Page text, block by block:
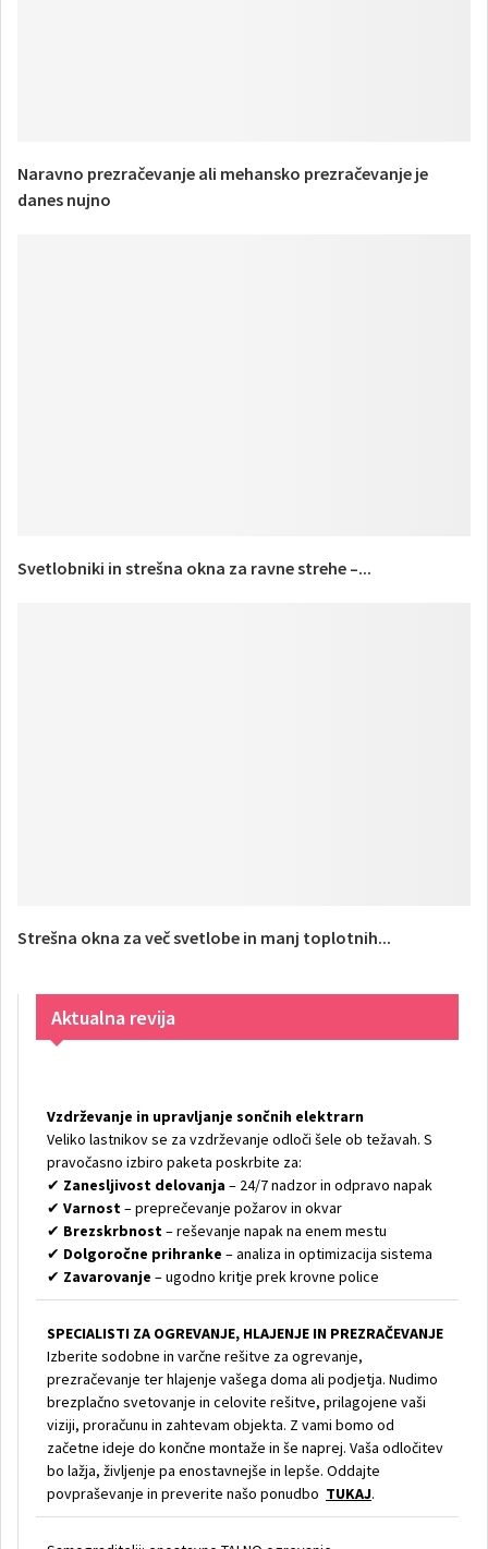
Naravno prezračevanje ali mehansko prezračevanje je
danes nujno
Svetlobniki in strešna okna za ravne strehe –...
Strešna okna za več svetlobe in manj toplotnih...
Aktualna revija
Vzdrževanje in upravljanje sončnih elektrarn
Veliko lastnikov se za vzdrževanje odloči šele ob težavah. S
pravočasno izbiro paketa poskrbite za:
✔ Zanesljivost delovanja – 24/7 nadzor in odpravo napak
✔ Varnost– preprečevanje požarov in okvar
✔ Brezskrbnost– reševanje napak na enem mestu
✔ Dolgoročne prihranke – analiza in optimizacija sistema
✔ Zavarovanje – ugodno kritje prek krovne police
SPECIALISTI ZA OGREVANJE, HLAJENJE IN PREZRAČEVANJE
Izberite sodobne in varčne rešitve za ogrevanje,
prezračevanje ter hlajenje vašega doma ali podjetja. Nudimo
brezplačno svetovanje in celovite rešitve, prilagojene vaši
viziji, proračunu in zahtevam objekta. Z vami bomo od
začetne ideje do končne montaže in še naprej. Vaša odločitev
bo lažja, življenje pa enostavnejše in lepše. Oddajte
povpraševanje in preverite našo ponudbo TUKAJ.